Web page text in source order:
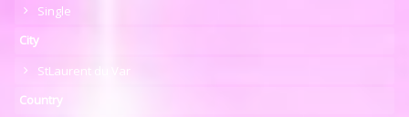
Single
City
StLaurent du Var
Country